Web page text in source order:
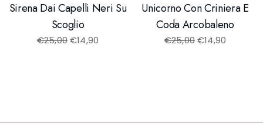
Sirena Dai Capelli Neri Su
Scoglio
€25,00€14,90
Unicorno Con Criniera E
Coda Arcobaleno
€25,00€14,90